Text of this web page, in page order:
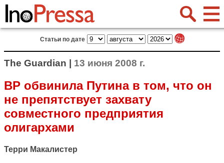
Статьи по дате
The Guardian | 13 июня 2008 г.
BP обвинила Путина в том, что он
не препятствует захвату
совместного предприятия
олигархами
Терри Макалистер